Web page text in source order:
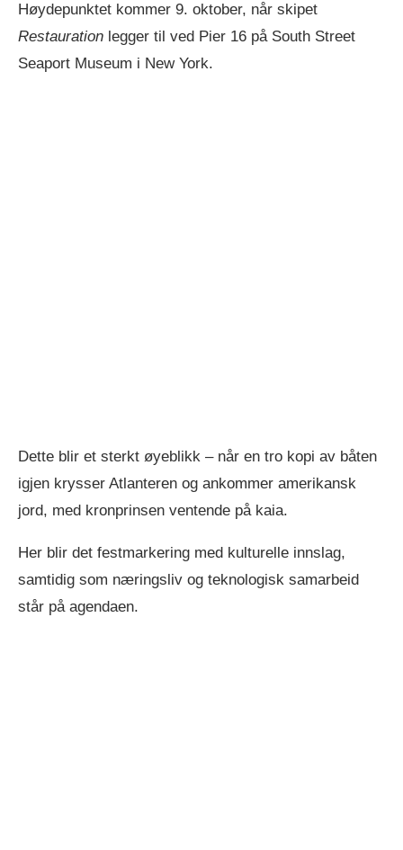
Høydepunktet kommer 9. oktober, når skipet
Restauration legger til ved Pier 16 på South Street
Seaport Museum i New York.
Dette blir et sterkt øyeblikk – når en tro kopi av båten
igjen krysser Atlanteren og ankommer amerikansk
jord, med kronprinsen ventende på kaia.
Her blir det festmarkering med kulturelle innslag,
samtidig som næringsliv og teknologisk samarbeid
står på agendaen.